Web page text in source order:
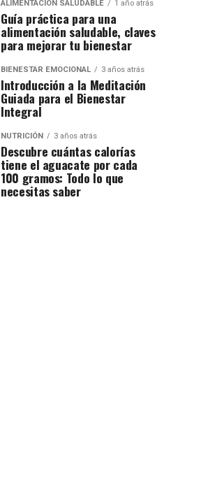
ALIMENTACIÓN SALUDABLE 1 año atrás
Guía práctica para una
alimentación saludable, claves
para mejorar tu bienestar
BIENESTAR EMOCIONAL 3 años atrás
Introducción a la Meditación
Guiada para el Bienestar
Integral
NUTRICIÓN 3 años atrás
Descubre cuántas calorías
tiene el aguacate por cada
100 gramos: Todo lo que
necesitas saber